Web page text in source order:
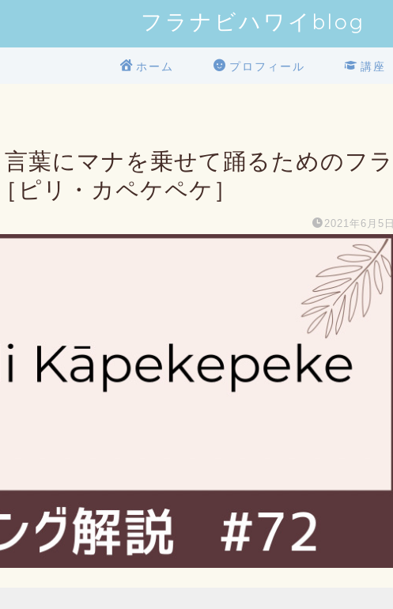
フラナビハワイblog
ホーム プロフィール 講座
葉にマナを乗せて踊るためのフラ
ピリ・カペケペケ］
2021年6月5日